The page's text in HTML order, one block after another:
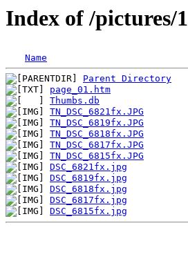
Index of /pictures/
Name
Parent Directory
page_01.htm
Thumbs.db
TN_DSC_6821fx.JPG
TN_DSC_6819fx.JPG
TN_DSC_6818fx.JPG
TN_DSC_6817fx.JPG
TN_DSC_6815fx.JPG
DSC_6821fx.jpg
DSC_6819fx.jpg
DSC_6818fx.jpg
DSC_6817fx.jpg
DSC_6815fx.jpg